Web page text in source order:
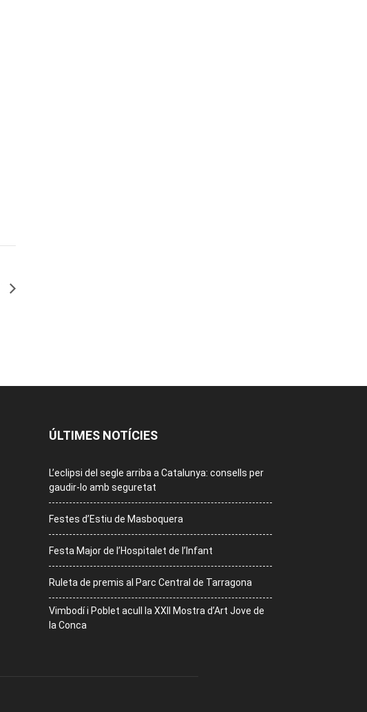
ÚLTIMES NOTÍCIES
L’eclipsi del segle arriba a Catalunya: consells per
gaudir-lo amb seguretat
Festes d’Estiu de Masboquera
Festa Major de l’Hospitalet de l’Infant
Ruleta de premis al Parc Central de Tarragona
Vimbodí i Poblet acull la XXII Mostra d’Art Jove de
la Conca